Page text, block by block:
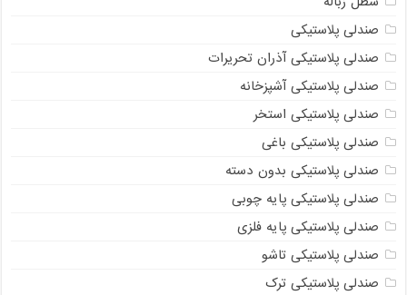
صندلی پلاستیکی
صندلی پلاستیکی آذران تحریرات
صندلی پلاستیکی آشپزخانه
صندلی پلاستیکی استخر
صندلی پلاستیکی باغی
صندلی پلاستیکی بدون دسته
صندلی پلاستیکی پایه چوبی
صندلی پلاستیکی پایه فلزی
صندلی پلاستیکی تاشو
صندلی پلاستیکی ترک